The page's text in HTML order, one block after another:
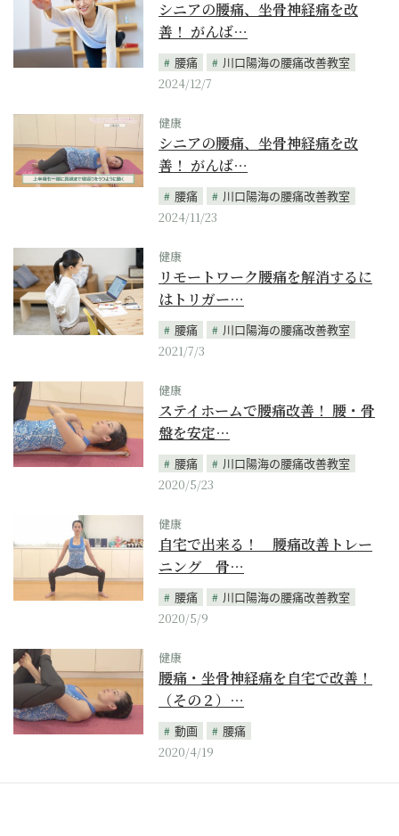
シニアの腰痛、坐骨神経痛を改
善！ がんば…
腰痛
川口陽海の腰痛改善教室
2024/12/7
健康
シニアの腰痛、坐骨神経痛を改
善！ がんば…
腰痛
川口陽海の腰痛改善教室
2024/11/23
健康
リモートワーク腰痛を解消するに
はトリガー…
腰痛
川口陽海の腰痛改善教室
2021/7/3
健康
ステイホームで腰痛改善！ 腰・骨
盤を安定…
腰痛
川口陽海の腰痛改善教室
2020/5/23
健康
自宅で出来る！ 腰痛改善トレー
ニング 骨…
腰痛
川口陽海の腰痛改善教室
2020/5/9
健康
腰痛・坐骨神経痛を自宅で改善！
（その２）…
動画
腰痛
2020/4/19